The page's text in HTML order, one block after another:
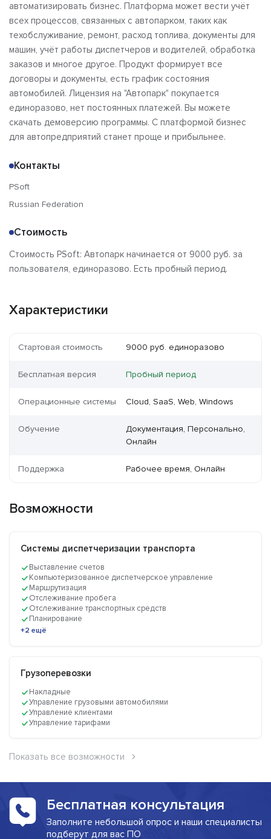
автоматизировать бизнес. Платформа может вести учёт
всех процессов, связанных с автопарком, таких как
техобслуживание, ремонт, расход топлива, документы для
машин, учёт работы диспетчеров и водителей, обработка
заказов и многое другое. Продукт формирует все
договоры и документы, есть график состояния
автомобилей. Лицензия на "Автопарк" покупается
единоразово, нет постоянных платежей. Вы можете
скачать демоверсию программы. С платформой бизнес
для автопредприятий станет проще и прибыльнее.
Контакты
PSoft
Russian Federation
Стоимость
Стоимость PSoft: Автопарк начинается от 9000 руб. за
пользователя, единоразово. Есть пробный период.
Характеристики
Стартовая стоимость 9000 руб. единоразово
Бесплатная версия Пробный период
Операционные системы Cloud, SaaS, Web, Windows
Обучение
Документация, Персонально,
Онлайн
Поддержка Рабочее время, Онлайн
Возможности
Системы диспетчеризации транспорта
Выставление счетов
Компьютеризованное диспетчерское управление
Маршрутизация
Отслеживание пробега
Отслеживание транспортных средств
Планирование
+2 ещё
Грузоперевозки
Накладные
Управление грузовыми автомобилями
Управление клиентами
Управление тарифами
Показать все возможности
Бесплатная консультация
Заполните небольшой опрос и наши специалисты
подберут для вас ПО